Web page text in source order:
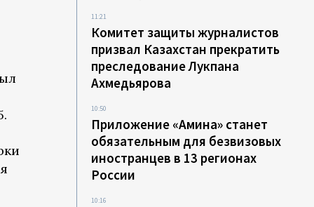
11:21
Комитет защиты журналистов
призвал Казахстан прекратить
преследование Лукпана
Ахмедьярова
10:50
Приложение «Амина» станет
обязательным для безвизовых
иностранцев в 13 регионах
России
10:16